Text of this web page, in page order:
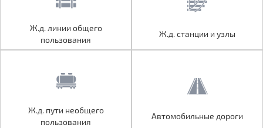
Ж.д. линии общего
пользования
Ж.д. пути необщего
пользования
Автомобильные дороги
Ж.д. линии общего
пользования
Ж.д. станции и узлы
Ж.д. пути необщего
пользования
Автомобильные дороги